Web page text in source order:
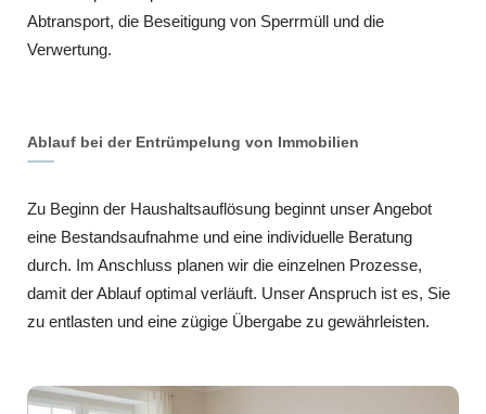
Abtransport, die Beseitigung von Sperrmüll und die
Verwertung.
Ablauf bei der Entrümpelung von Immobilien
Zu Beginn der Haushaltsauflösung beginnt unser Angebot
eine Bestandsaufnahme und eine individuelle Beratung
durch. Im Anschluss planen wir die einzelnen Prozesse,
damit der Ablauf optimal verläuft. Unser Anspruch ist es, Sie
zu entlasten und eine zügige Übergabe zu gewährleisten.